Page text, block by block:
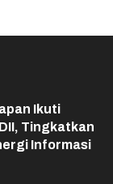
Ikuti
Tingkatkan
Informasi